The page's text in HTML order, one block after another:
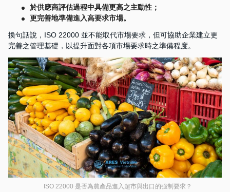
於供應商評估過程中具備更高之主動性；
更完善地準備進入高要求市場。
換句話說，ISO 22000 並不能取代市場要求，但可協助企業建立更
完善之管理基礎，以提升面對各項市場要求時之準備程度。
ISO 22000 是否為農產品進入超市與出口的強制要求？